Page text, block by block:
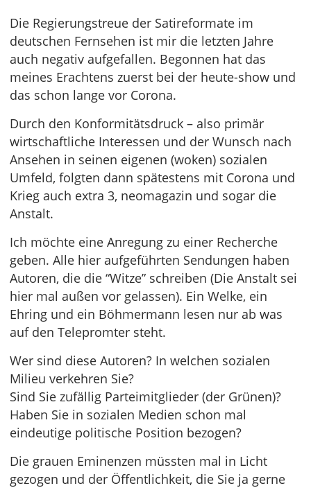
Die Regierungstreue der Satireformate im
deutschen Fernsehen ist mir die letzten Jahre
auch negativ aufgefallen. Begonnen hat das
meines Erachtens zuerst bei der heute-show und
das schon lange vor Corona.
Durch den Konformitätsdruck – also primär
wirtschaftliche Interessen und der Wunsch nach
Ansehen in seinen eigenen (woken) sozialen
Umfeld, folgten dann spätestens mit Corona und
Krieg auch extra 3, neomagazin und sogar die
Anstalt.
Ich möchte eine Anregung zu einer Recherche
geben. Alle hier aufgeführten Sendungen haben
Autoren, die die “Witze” schreiben (Die Anstalt sei
hier mal außen vor gelassen). Ein Welke, ein
Ehring und ein Böhmermann lesen nur ab was
auf den Telepromter steht.
Wer sind diese Autoren? In welchen sozialen
Milieu verkehren Sie?
Sind Sie zufällig Parteimitglieder (der Grünen)?
Haben Sie in sozialen Medien schon mal
eindeutige politische Position bezogen?
Die grauen Eminenzen müssten mal in Licht
gezogen und der Öffentlichkeit, die Sie ja gerne